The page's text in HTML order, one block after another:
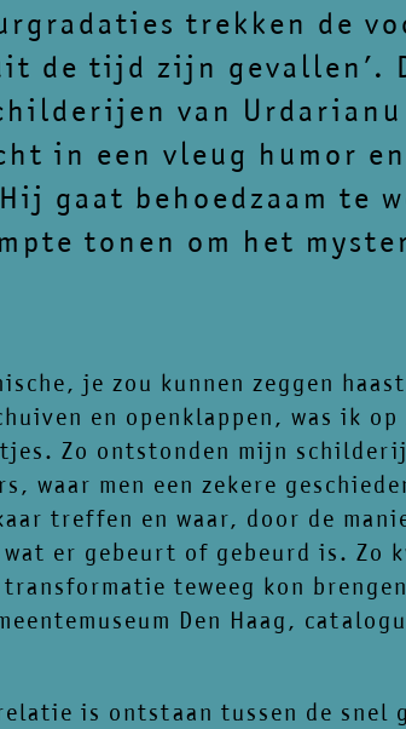
trekken de
de tijd zijn gevallen’.
van Urdarianu
in een vleug humor
gaat behoedzaam te
tonen om het
je zou kunnen zeggen
en openklappen, was ik op
Zo ontstonden mijn
waar men een zekere
treffen en waar, door de
er gebeurt of gebeurd is. Zo
teweeg kon
Den Haag,
is ontstaan tussen de snel